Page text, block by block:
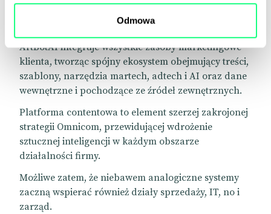
Odmowa
ArtBotAI integruje wszystkie zasoby marketingowe
klienta, tworząc spójny ekosystem obejmujący treści,
szablony, narzędzia martech, adtech i AI oraz dane
wewnętrzne i pochodzące ze źródeł zewnętrznych.
Platforma contentowa to element szerzej zakrojonej
strategii Omnicom, przewidującej wdrożenie
sztucznej inteligencji w każdym obszarze
działalności firmy.
Możliwe zatem, że niebawem analogiczne systemy
zaczną wspierać również działy sprzedaży, IT, no i
zarząd.